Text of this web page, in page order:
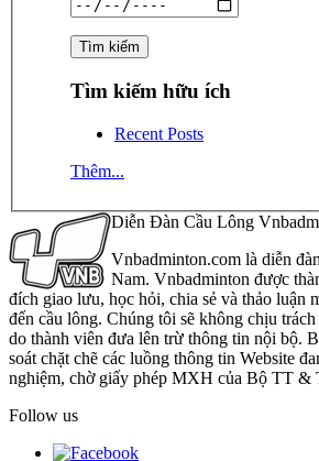
Tìm kiếm hữu ích
Recent Posts
Thêm...
Diễn Đàn Cầu Lông
Vnbadminton.com là diễn
Nam. Vnbadminton được
đích giao lưu, học hỏi, chia sẻ và thảo luận
đến cầu lông. Chúng tôi sẽ không chịu
do thành viên đưa lên trừ thông tin nội bộ.
soát chặt chẽ các luồng thông tin Website
nghiệm, chờ giấy phép MXH của Bộ TT &
Follow us